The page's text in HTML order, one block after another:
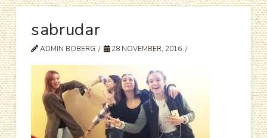
sabrudar
ADMIN BOBERG 28 NOVEMBER, 2016